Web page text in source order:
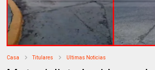
Casa Titulares Ultimas Noticias